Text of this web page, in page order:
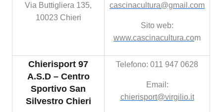
Via Buttigliera 135,
10023 Chieri
cascinacultura@gmail.com
Sito web:
www.cascinacultura.com
Chierisport 97
A.S.D – Centro
Sportivo San
Silvestro Chieri
Telefono: 011 947 0628
Email:
chierisport@virgilio.it